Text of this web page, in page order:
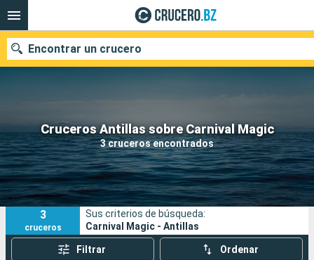
Cruceros Antillas sobre Carnival Magic
3 cruceros encontrados
Encontrar un crucero
Nuestros destinos
Fecha de salida
Puertos Compañías
Buscar
3
cruceros
Sus criterios de búsqueda:
Carnival Magic - Antillas
Filtrar Ordenar